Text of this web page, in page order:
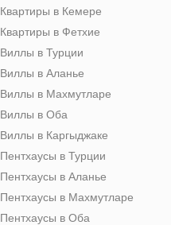
Квартиры в Кемере
Квартиры в Фетхие
Виллы в Турции
Виллы в Аланье
Виллы в Махмутларе
Виллы в Оба
Виллы в Каргыджаке
Пентхаусы в Турции
Пентхаусы в Аланье
Пентхаусы в Махмутларе
Пентхаусы в Оба